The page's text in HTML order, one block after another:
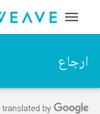
ارجاع